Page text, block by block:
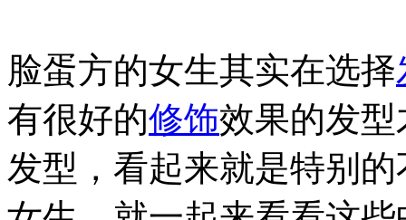
脸蛋方的女生其实在选择
有很好的修饰效果的发
发型，看起来就是特别